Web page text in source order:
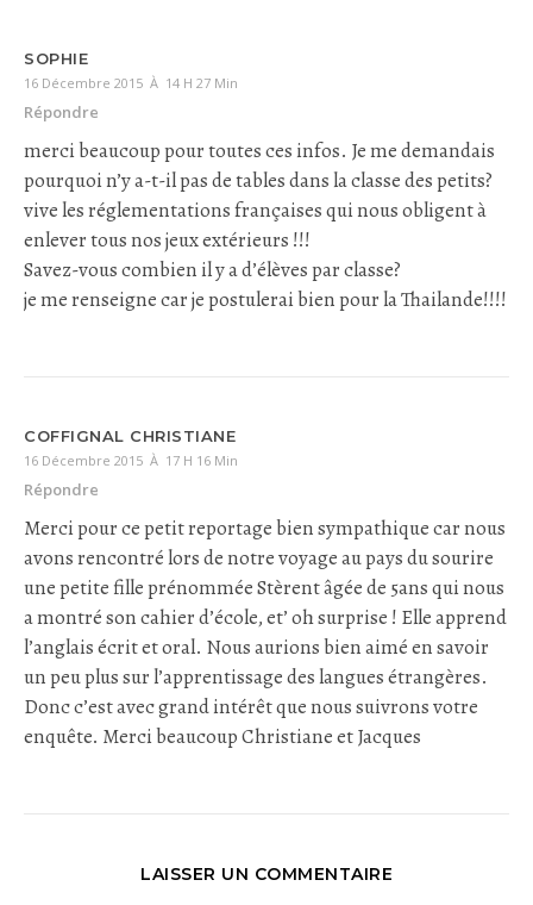
SOPHIE
16 Décembre 2015 À 14 H 27 Min
Répondre
merci beaucoup pour toutes ces infos. Je me demandais
pourquoi n’y a-t-il pas de tables dans la classe des petits?
vive les réglementations françaises qui nous obligent à
enlever tous nos jeux extérieurs !!!
Savez-vous combien il y a d’élèves par classe?
je me renseigne car je postulerai bien pour la Thailande!!!!
COFFIGNAL CHRISTIANE
16 Décembre 2015 À 17 H 16 Min
Répondre
Merci pour ce petit reportage bien sympathique car nous
avons rencontré lors de notre voyage au pays du sourire
une petite fille prénommée Stèrent âgée de 5ans qui nous
a montré son cahier d’école, et’ oh surprise ! Elle apprend
l’anglais écrit et oral. Nous aurions bien aimé en savoir
un peu plus sur l’apprentissage des langues étrangères.
Donc c’est avec grand intérêt que nous suivrons votre
enquête. Merci beaucoup Christiane et Jacques
LAISSER UN COMMENTAIRE